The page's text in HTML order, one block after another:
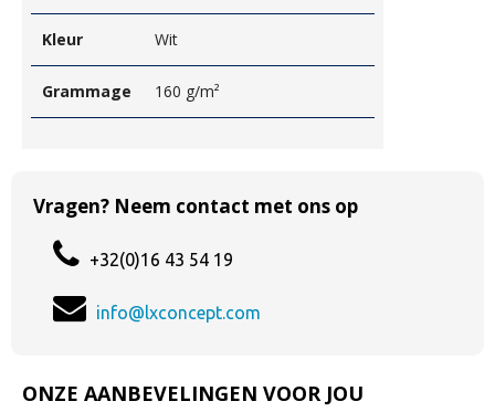
Kleur Wit
Grammage 160 g/m²
Vragen? Neem contact met ons op
+32(0)16 43 54 19
info@lxconcept.com
ONZE AANBEVELINGEN VOOR JOU